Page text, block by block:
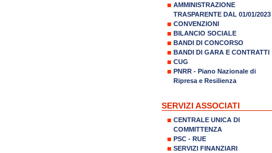
AMMINISTRAZIONE
TRASPARENTE DAL 01/01/2023
CONVENZIONI
BILANCIO SOCIALE
BANDI DI CONCORSO
BANDI DI GARA E CONTRATTI
CUG
PNRR - Piano Nazionale di
Ripresa e Resilienza
SERVIZI ASSOCIATI
CENTRALE UNICA DI
COMMITTENZA
PSC - RUE
SERVIZI FINANZIARI